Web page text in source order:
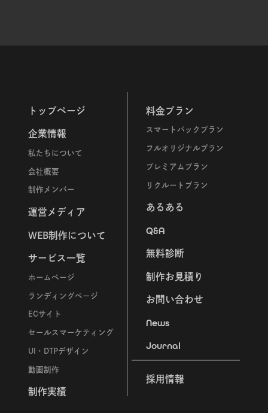
トップページ
企業情報
私たちについて
会社概要
制作メンバー
運営メディア
WEB制作について
サービス一覧
ホームページ
ランディングページ
ECサイト
セールスマーケティング
UI・DTPデザイン
動画制作
制作実績
料金プラン
スマートパックプラン
フルオリジナルプラン
プレミアムプラン
リクルートプラン
あるある
Q&A
無料診断
制作お見積り
お問い合わせ
News
Journal
採用情報